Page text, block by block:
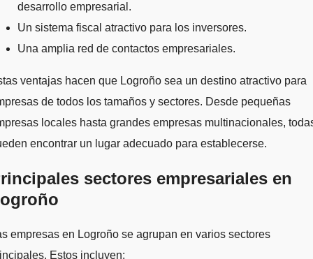
desarrollo empresarial.
Un sistema fiscal atractivo para los inversores.
Una amplia red de contactos empresariales.
ventajas hacen que Logroño sea un destino atractivo para
de todos los tamaños y sectores. Desde pequeñas
locales hasta grandes empresas multinacionales,
encontrar un lugar adecuado para establecerse.
sectores empresariales en
empresas en Logroño se agrupan en varios sectores
Estos incluyen: